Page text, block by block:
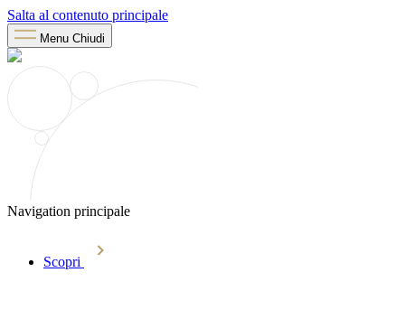
Salta al contenuto principale
Menu Chiudi
Navigation principale
Scopri